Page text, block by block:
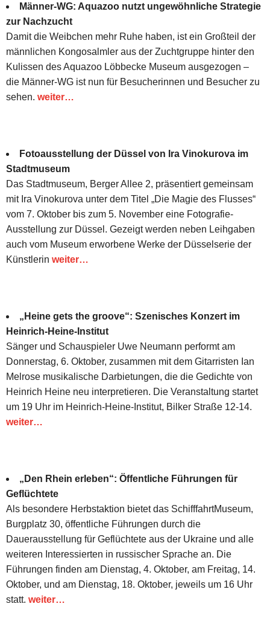
Männer-WG: Aquazoo nutzt ungewöhnliche Strategie
zur Nachzucht
Damit die Weibchen mehr Ruhe haben, ist ein Großteil der
männlichen Kongosalmler aus der Zuchtgruppe hinter den
Kulissen des Aquazoo Löbbecke Museum ausgezogen –
die Männer-WG ist nun für Besucherinnen und Besucher zu
sehen. weiter…
Fotoausstellung der Düssel von Ira Vinokurova im
Stadtmuseum
Das Stadtmuseum, Berger Allee 2, präsentiert gemeinsam
mit Ira Vinokurova unter dem Titel „Die Magie des Flusses“
vom 7. Oktober bis zum 5. November eine Fotografie-
Ausstellung zur Düssel. Gezeigt werden neben Leihgaben
auch vom Museum erworbene Werke der Düsselserie der
Künstlerin weiter…
„Heine gets the groove“: Szenisches Konzert im
Heinrich-Heine-Institut
Sänger und Schauspieler Uwe Neumann performt am
Donnerstag, 6. Oktober, zusammen mit dem Gitarristen Ian
Melrose musikalische Darbietungen, die die Gedichte von
Heinrich Heine neu interpretieren. Die Veranstaltung startet
um 19 Uhr im Heinrich-Heine-Institut, Bilker Straße 12-14.
weiter…
„Den Rhein erleben“: Öffentliche Führungen für
Geflüchtete
Als besondere Herbstaktion bietet das SchifffahrtMuseum,
Burgplatz 30, öffentliche Führungen durch die
Dauerausstellung für Geflüchtete aus der Ukraine und alle
weiteren Interessierten in russischer Sprache an. Die
Führungen finden am Dienstag, 4. Oktober, am Freitag, 14.
Oktober, und am Dienstag, 18. Oktober, jeweils um 16 Uhr
statt. weiter…